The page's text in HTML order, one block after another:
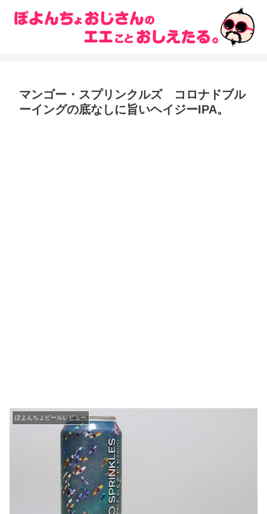
マンゴー・スプリンクルズ コロナドブル
ーイングの底なしに旨いヘイジーIPA。
ぽよんちょビールレビュー